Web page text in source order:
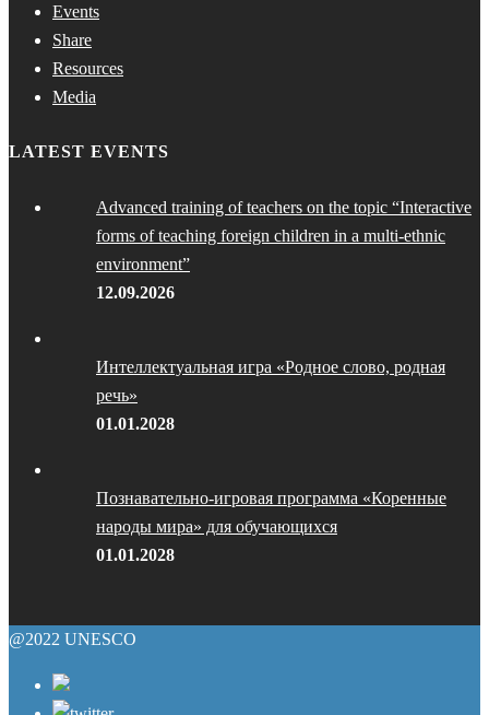
Events
Share
Resources
Media
LATEST EVENTS
Advanced training of teachers on the topic “Interactive
forms of teaching foreign children in a multi-ethnic
environment”
12.09.2026
Интеллектуальная игра «Родное слово, родная
речь»
01.01.2028
Познавательно-игровая программа «Коренные
народы мира» для обучающихся
01.01.2028
@2022 UNESCO